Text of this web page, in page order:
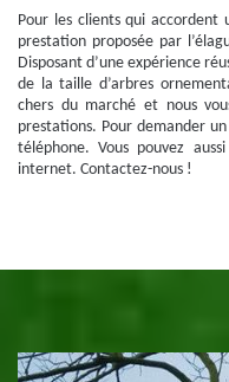
Pour les clients qui
prestation proposée par
Disposant d’une expérience
de la taille d’arbres
chers du marché et nous
prestations. Pour demander
téléphone. Vous pouvez
internet. Contactez-nous !